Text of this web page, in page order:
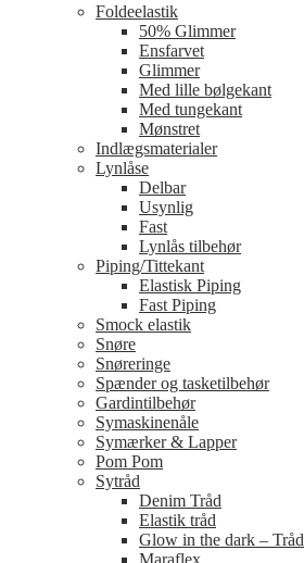
Foldeelastik
50% Glimmer
Ensfarvet
Glimmer
Med lille bølgekant
Med tungekant
Mønstret
Indlægsmaterialer
Lynlåse
Delbar
Usynlig
Fast
Lynlås tilbehør
Piping/Tittekant
Elastisk Piping
Fast Piping
Smock elastik
Snøre
Snøreringe
Spænder og tasketilbehør
Gardintilbehør
Symaskinenåle
Symærker & Lapper
Pom Pom
Sytråd
Denim Tråd
Elastik tråd
Glow in the dark – Tråd
Maraflex